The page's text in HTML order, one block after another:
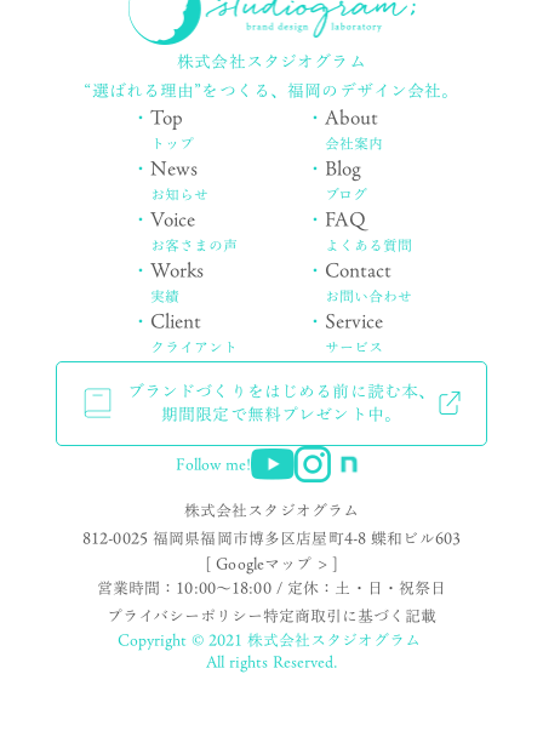
株式会社スタジオグラム
“選ばれる理由”をつくる、福岡のデザイン会社。
・Top
トップ
・News
お知らせ
・Voice
お客さまの声
・Works
実績
・ Client
クライアント
・About
会社案内
・ Blog
ブログ
・ FAQ
よくある質問
・ Contact
お問い合わせ
・ Service
サービス
ブランドづくりをはじめる前に読む本、
期間限定で無料プレゼント中。
Follow me!
株式会社スタジオグラム
812-0025 福岡県福岡市博多区店屋町4-8 蝶和ビル603
[ Googleマップ > ]
営業時間：10:00〜18:00 / 定休：土・日・祝祭日
プライバシーポリシー特定商取引に基づく記載
Copyright © 2021 株式会社スタジオグラム
All rights Reserved.